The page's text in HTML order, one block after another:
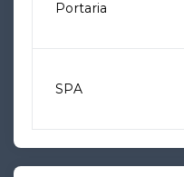
Portaria
SPA